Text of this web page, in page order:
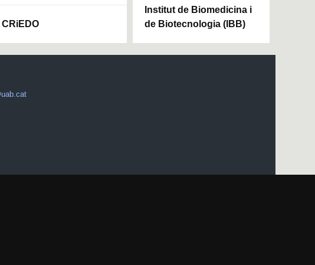
CRiEDO
Institut de Biomedicina i
de Biotecnologia (IBB)